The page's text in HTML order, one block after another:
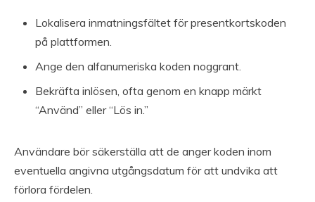
Lokalisera inmatningsfältet för presentkortskoden
på plattformen.
Ange den alfanumeriska koden noggrant.
Bekräfta inlösen, ofta genom en knapp märkt
“Använd” eller “Lös in.”
Användare bör säkerställa att de anger koden inom
eventuella angivna utgångsdatum för att undvika att
förlora fördelen.